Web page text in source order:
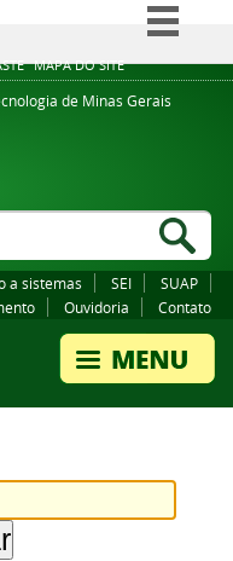
MAPA DO SITE
Simplifique!
Comunica BR
Legislação
de Minas Gerais
a sistemas SEI
SUAP
Ouvidoria Contato